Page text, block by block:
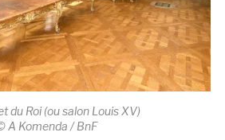
du Roi (ou salon Louis XV)
A Komenda / BnF